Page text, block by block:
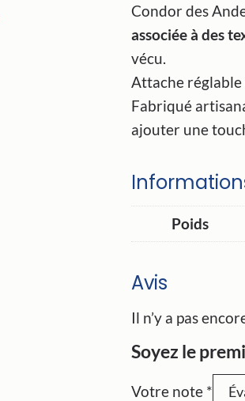
Condor des
associée à des
vécu.
Attache réglable
Fabriqué
ajouter une
Poids
Avis
Il n’y a pas
Soyez le
Votre note *